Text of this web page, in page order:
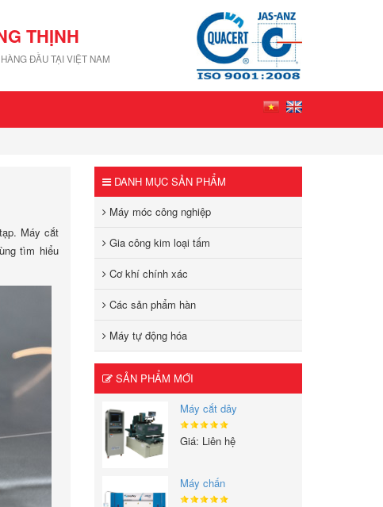
THỊNH
ĐẦU TẠI VIỆT NAM
Máy cắt
tìm hiểu
DANH MỤC SẢN PHẨM
Máy móc công nghiệp
Gia công kim loại tấm
Cơ khí chính xác
Các sản phẩm hàn
Máy tự động hóa
SẢN PHẨM MỚI
Máy cắt dây
Giá: Liên hệ
Máy chấn